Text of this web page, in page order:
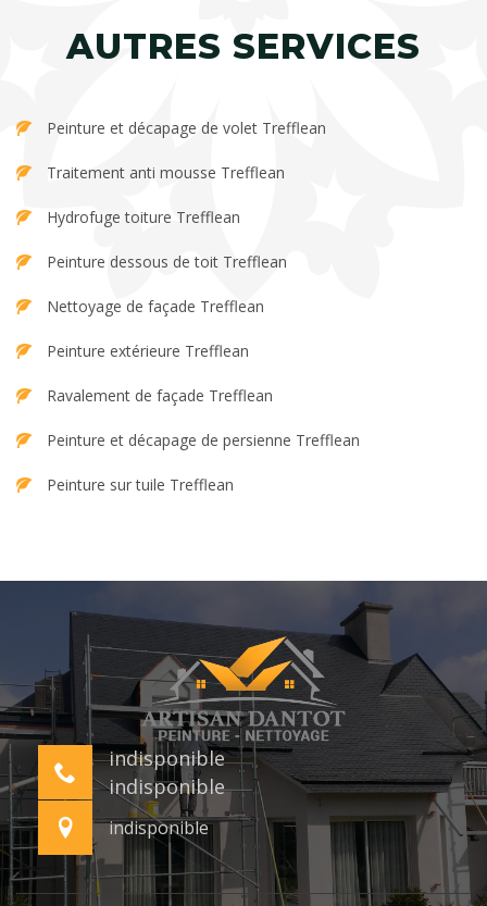
AUTRES SERVICES
Peinture et décapage de volet Trefflean
Traitement anti mousse Trefflean
Hydrofuge toiture Trefflean
Peinture dessous de toit Trefflean
Nettoyage de façade Trefflean
Peinture extérieure Trefflean
Ravalement de façade Trefflean
Peinture et décapage de persienne Trefflean
Peinture sur tuile Trefflean
indisponible
indisponible
indisponible